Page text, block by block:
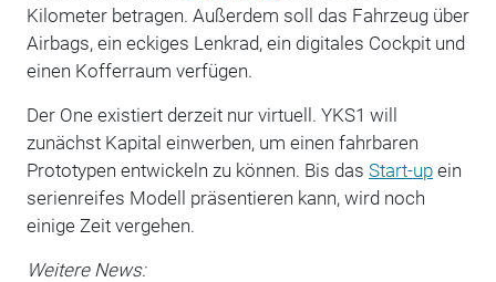
Kilometer betragen. Außerdem soll das Fahrzeug über
Airbags, ein eckiges Lenkrad, ein digitales Cockpit und
einen Kofferraum verfügen.
Der One existiert derzeit nur virtuell. YKS1 will
zunächst Kapital einwerben, um einen fahrbaren
Prototypen entwickeln zu können. Bis das Start-upein
serienreifes Modell präsentieren kann, wird noch
einige Zeit vergehen.
Weitere News: